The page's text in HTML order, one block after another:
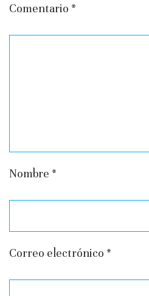
Comentario *
Nombre *
Correo electrónico *